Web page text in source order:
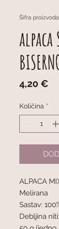
Šifra
alpaca
4,20 €
Količina *
ALPACA
Melirana
Sastav:
Debljina